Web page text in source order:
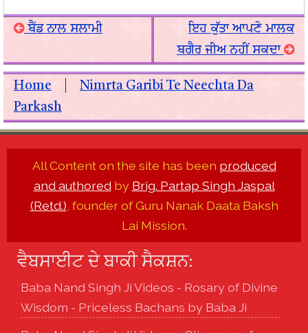
ਬੈਂਡ ਨਾਲ ਸਲਾਮੀ
ਇਹ ਕੁੱਤਾ ਆਪਣੇ ਮਾਲਕ
ਬਗੈਰ ਜੀਅ ਨਹੀਂ ਸਕਦਾ
Home
Nimrta Garibi Te Neechta Da
Parkash
All Content on the site has been produced
and authored by Brig. Partap Singh Jaspal
(Retd.) , founder of Guru Nanak Daata Baksh
Lai Mission.
ਵੈਬਸਾਈਟ ਦੇ ਬਾਕੀ ਸੈਕਸ਼ਨ:
Baba Nand Singh Ji Videos - Rosary of Divine
Wisdom - Priceless Bachans by Baba Ji